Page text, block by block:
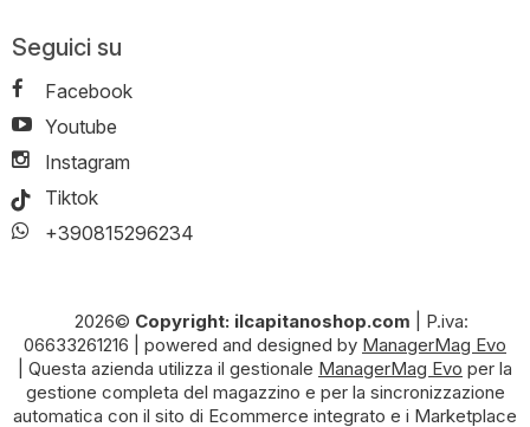
Seguici su
Facebook
Youtube
Instagram
Tiktok
+390815296234
2026© Copyright: ilcapitanoshop.com
P.iva:
06633261216
powered and designed by ManagerMag Evo
| Questa azienda utilizza il gestionale ManagerMag Evo per la
gestione completa del magazzino e per la sincronizzazione
automatica con il sito di Ecommerce integrato e i Marketplace